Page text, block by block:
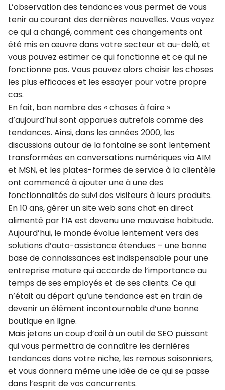
L’observation des tendances vous permet de vous
tenir au courant des dernières nouvelles. Vous voyez
ce qui a changé, comment ces changements ont
été mis en œuvre dans votre secteur et au-delà, et
vous pouvez estimer ce qui fonctionne et ce qui ne
fonctionne pas. Vous pouvez alors choisir les choses
les plus efficaces et les essayer pour votre propre
cas.
En fait, bon nombre des « choses à faire »
d’aujourd’hui sont apparues autrefois comme des
tendances. Ainsi, dans les années 2000, les
discussions autour de la fontaine se sont lentement
transformées en conversations numériques via AIM
et MSN, et les plates-formes de service à la clientèle
ont commencé à ajouter une à une des
fonctionnalités de suivi des visiteurs à leurs produits.
En 10 ans, gérer un site web sans chat en direct
alimenté par l’IA est devenu une mauvaise habitude.
Aujourd’hui, le monde évolue lentement vers des
solutions d’auto-assistance étendues – une bonne
base de connaissances est indispensable pour une
entreprise mature qui accorde de l’importance au
temps de ses employés et de ses clients. Ce qui
n’était au départ qu’une tendance est en train de
devenir un élément incontournable d’une bonne
boutique en ligne.
Mais jetons un coup d’œil à un outil de SEO puissant
qui vous permettra de connaître les dernières
tendances dans votre niche, les remous saisonniers,
et vous donnera même une idée de ce qui se passe
dans l’esprit de vos concurrents.